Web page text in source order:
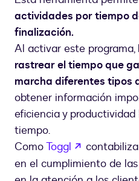
actividades por tiempo
finalización.
Al activar este programa,
rastrear el tiempo que
marcha diferentes tipos
obtener información
eficiencia y
tiempo.
ComoToggl abre em
en el cumplimiento de